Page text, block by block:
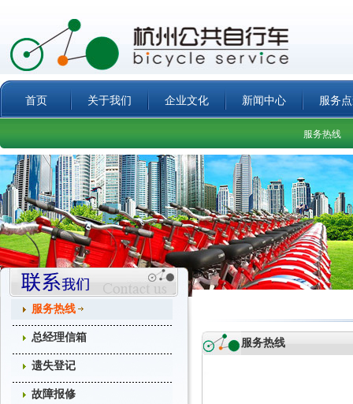
首页 关于我们 企业文化 新闻中心 服务
服务热线
服务热线
总经理信箱
遗失登记
故障报修
服务热线